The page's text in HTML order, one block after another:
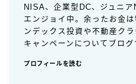
NISA、企業型DC、ジュニ
エンジョイ中。余ったお金
ンデックス投資や不動産ク
キャンペーンについてブログ
プロフィールを読む